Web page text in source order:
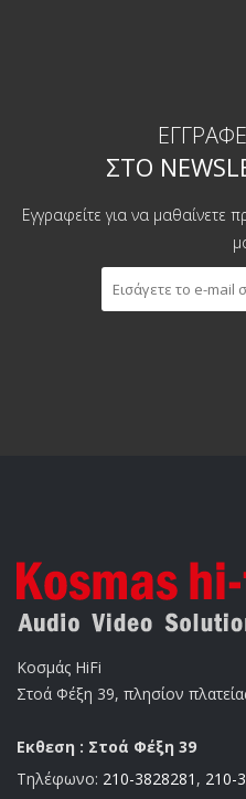
ΣΤΟ
Εγγραφείτε για να μαθαίνετε
Κοσμάς HiFi
Στοά Φέξη 39, πλησίον
Εκθεση : Στοά Φέξη 39
Τηλέφωνο: 210-3828281 , 210-